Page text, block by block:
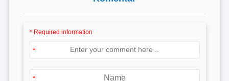
* Required information